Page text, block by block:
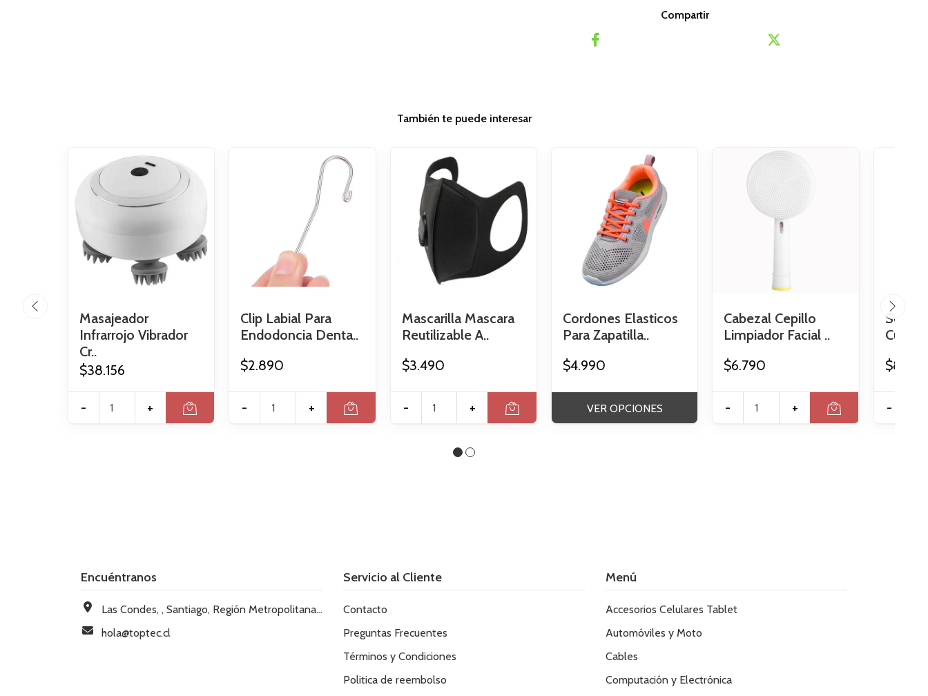
Compartir
También te puede interesar
Masajeador
Infrarrojo Vibrador
Cr..
$38.156
- +
Clip Labial Para
Endodoncia Denta..
$2.890
- +
Mascarilla Mascara
Reutilizable A..
$3.490
- +
Cordones Elasticos
Para Zapatilla..
$4.990
VER OPCIONES
Cabezal Cepillo
Limpiador Facial ..
$6.790
- +
Set
$8.490
-
Encuéntranos
Las Condes, , Santiago, Región Metropolitana, Chile
hola@toptec.cl
Servicio al Cliente
Contacto
Preguntas Frecuentes
Términos y Condiciones
Politica de reembolso
Menú
Accesorios Celulares Tablet
Automóviles y Moto
Cables
Computación y Electrónica